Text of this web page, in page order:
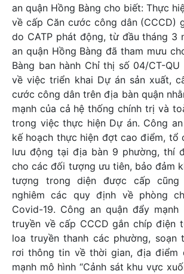
an quận Hồng Bàng cho biết: Thực
về cấp Căn cước công dân (CCCD)
do CATP phát động, từ đầu tháng 3
an quận Hồng Bàng đã tham mưu
Bàng ban hành Chỉ thị số 04/CT-QU
về việc triển khai Dự án sản xuất,
cước công dân trên địa bàn quận
mạnh của cả hệ thống chính trị và
trong việc thực hiện Dự án. Công
kế hoạch thực hiện đợt cao điểm, tổ
lưu động tại địa bàn 9 phường, thí
cho các đối tượng ưu tiên, bảo đảm
tượng trong diện được cấp cũng
nghiêm các quy định về phòng
Covid-19. Công an quận đẩy
truyền về cấp CCCD gắn chíp điện
loa truyền thanh các phường, soạn
rơi thông tin về thời gian, địa điểm
mạnh mô hình “Cảnh sát khu vực